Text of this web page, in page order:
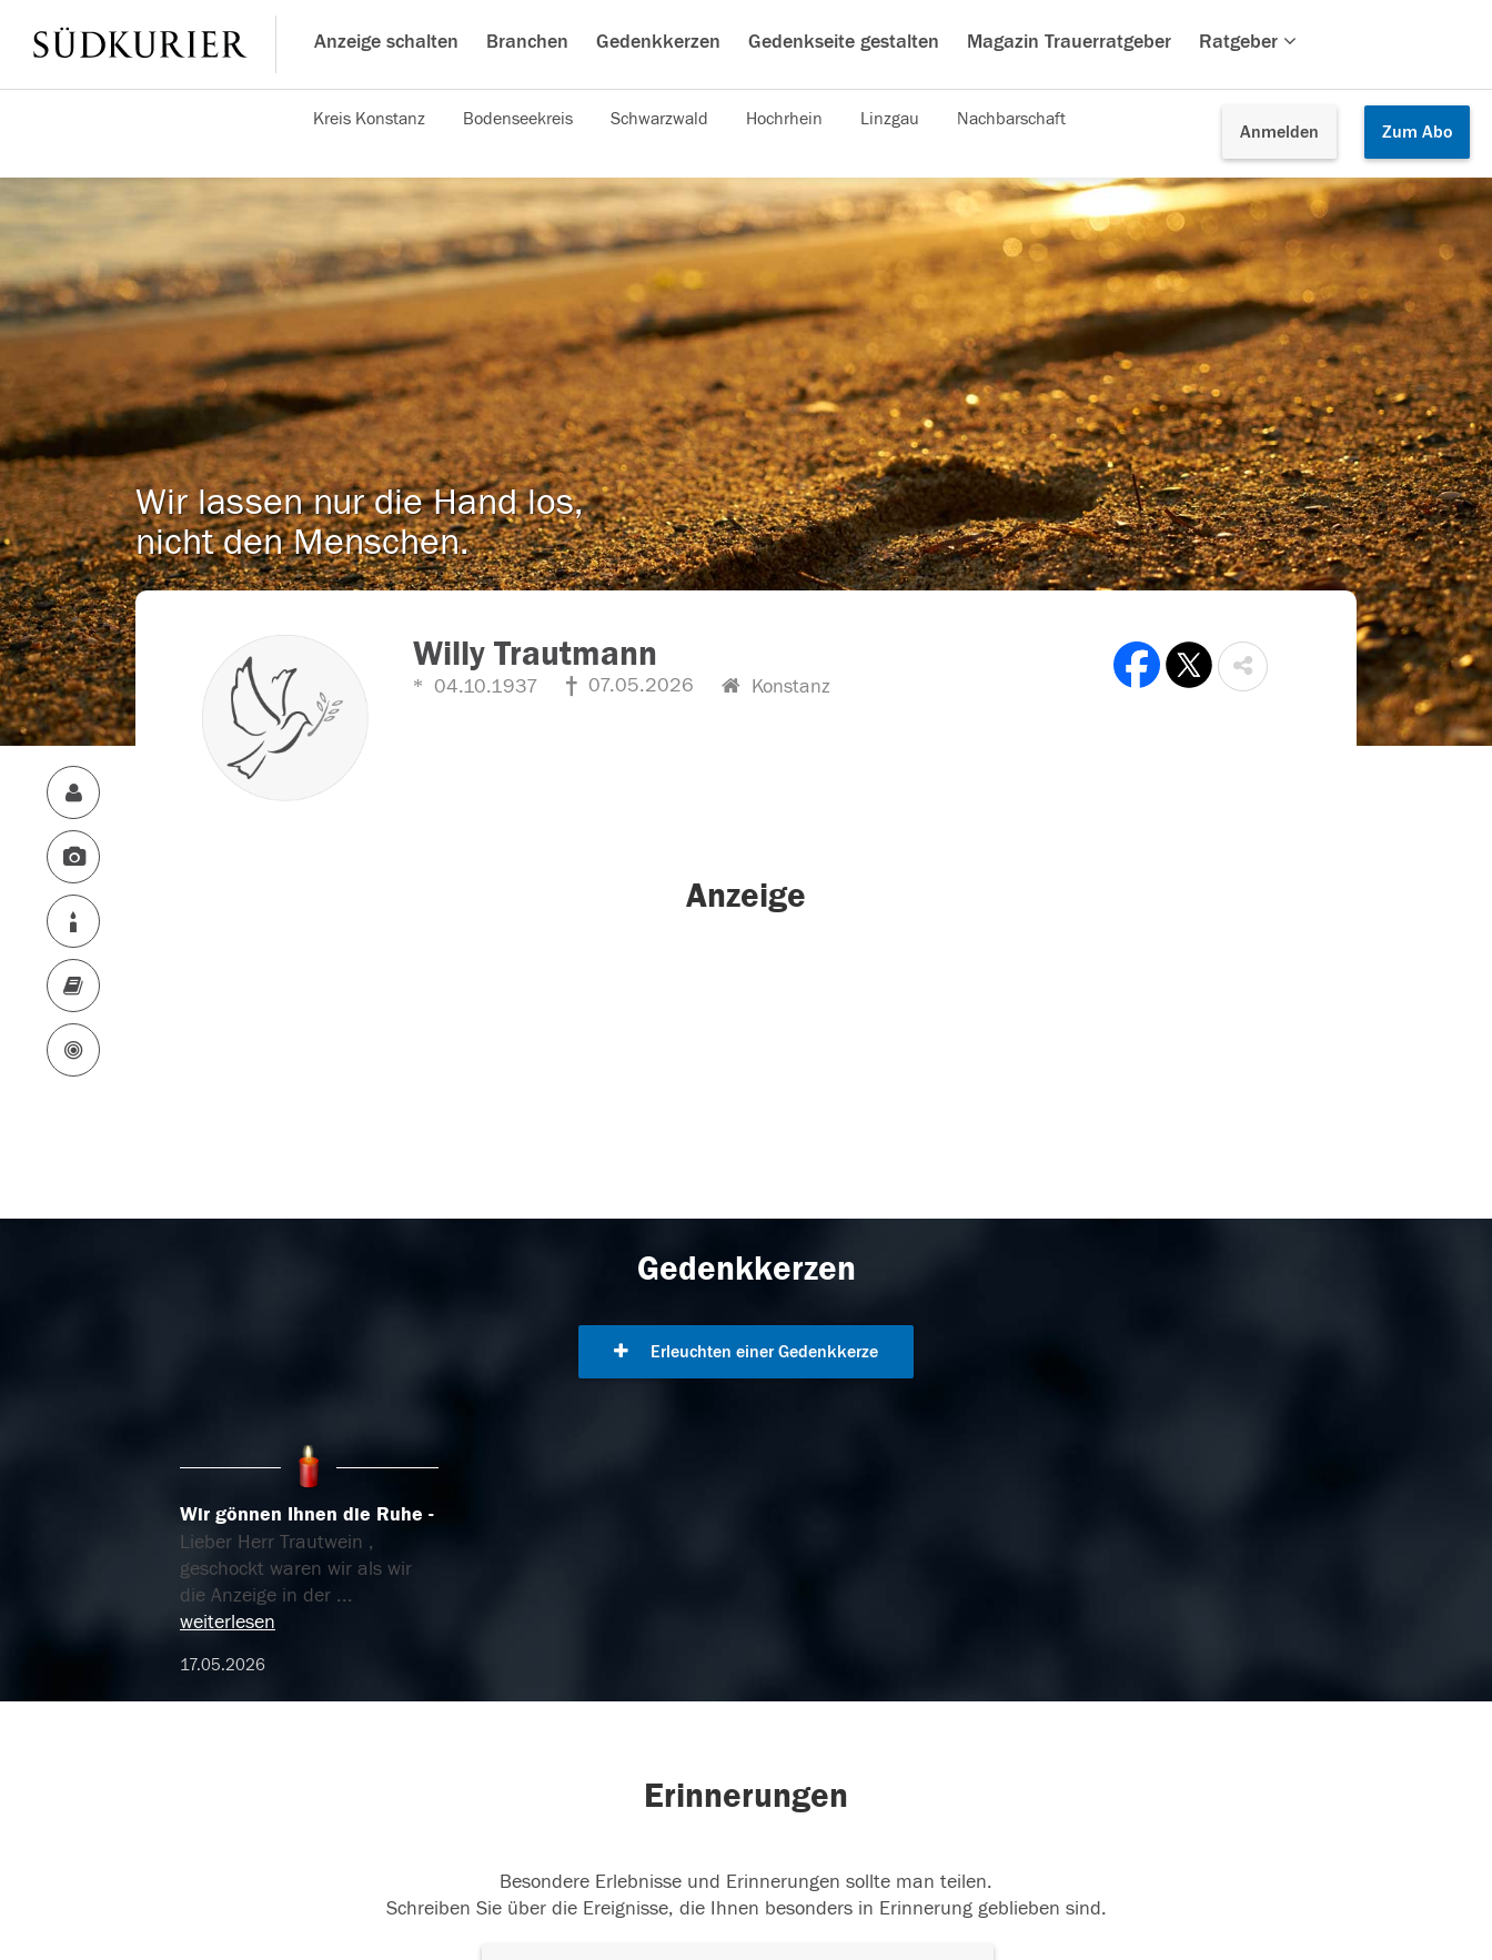
Anzeige schalten Branchen Gedenkkerzen Gedenkseite gestalten Magazin Trauerratgeber Ratgeber
Anmelden Zum Abo
Kreis Konstanz Bodenseekreis Schwarzwald Hochrhein Linzgau Nachbarschaft
Wir lassen nur die Hand los,
nicht den Menschen.
Willy Trautmann
04.10.1937 07.05.2026 Konstanz
Anzeige
Gedenkkerzen
Erleuchten einer Gedenkkerze
Wir gönnen Ihnen die Ruhe
Lieber Herr Trautwein ,
geschockt waren wir als wir
die Anzeige in der ...
weiterlesen
17.05.2026
Erinnerungen
Besondere Erlebnisse und Erinnerungen sollte man teilen.
Schreiben Sie über die Ereignisse, die Ihnen besonders in Erinnerung geblieben sind.